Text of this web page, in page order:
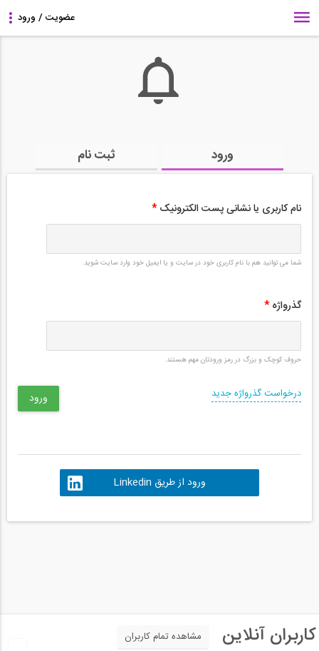
ورود ثبت نام
نام کاربری یا نشانی پست الکترونیک *
شما می توانید هم با نام کاربری خود در سایت و یا ایمیل خود وارد سایت شوید.
گذرواژه *
حروف کوچک و بزرگ در رمز ورودتان مهم هستند.
درخواست گذرواژه جدید
ورود از طریق Linkedin
کاربران آنلاین مشاهده تمام کاربران